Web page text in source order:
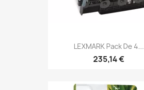
LEXMARK Pack De 4...
235,14 €